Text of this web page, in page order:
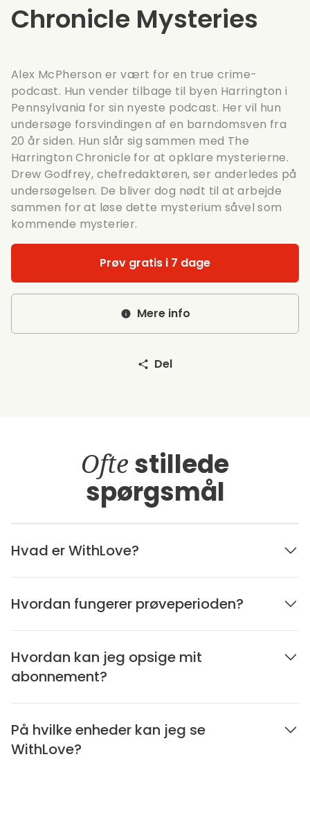
Chronicle Mysteries
Alex McPherson er vært for en true crime-
podcast. Hun vender tilbage til byen Harrington i
Pennsylvania for sin nyeste podcast. Her vil hun
undersøge forsvindingen af en barndomsven fra
20 år siden. Hun slår sig sammen med The
Harrington Chronicle for at opklare mysterierne.
Drew Godfrey, chefredaktøren, ser anderledes på
undersøgelsen. De bliver dog nødt til at arbejde
sammen for at løse dette mysterium såvel som
kommende mysterier.
Prøv gratis i 7 dage
Mere info
Del
Ofte stillede
spørgsmål
Hvad er WithLove?
Hvordan fungerer prøveperioden?
Hvordan kan jeg opsige mit
abonnement?
På hvilke enheder kan jeg se
WithLove?